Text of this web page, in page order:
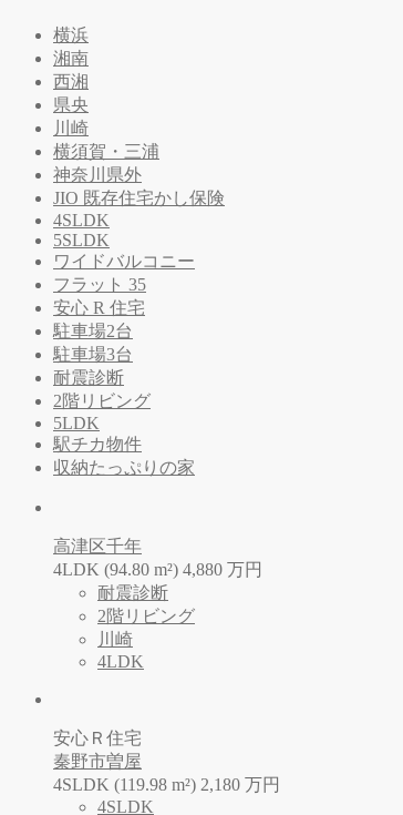
横浜
湘南
西湘
県央
川崎
横須賀・三浦
神奈川県外
JIO 既存住宅かし保険
4SLDK
5SLDK
ワイドバルコニー
フラット 35
安心 R 住宅
駐車場2台
駐車場3台
耐震診断
2階リビング
5LDK
駅チカ物件
収納たっぷりの家
高津区千年
4LDK (94.80 m²) 4,880 万円
耐震診断
2階リビング
川崎
4LDK
安心Ｒ住宅
秦野市曽屋
4SLDK (119.98 m²) 2,180 万円
4SLDK